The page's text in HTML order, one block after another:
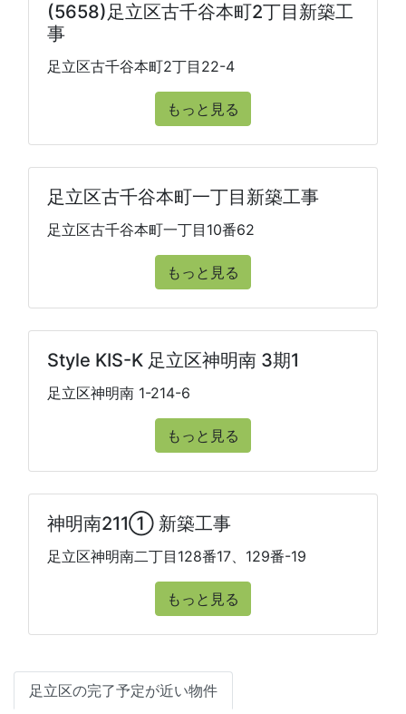
(5658)足立区古千谷本町2丁目新築工
事
足立区古千谷本町2丁目22-4
もっと見る
足立区古千谷本町一丁目新築工事
足立区古千谷本町一丁目10番62
もっと見る
Style KIS-K 足立区神明南 3期1
足立区神明南 1-214-6
もっと見る
神明南211① 新築工事
足立区神明南二丁目128番17、129番-19
もっと見る
足立区の完了予定が近い物件